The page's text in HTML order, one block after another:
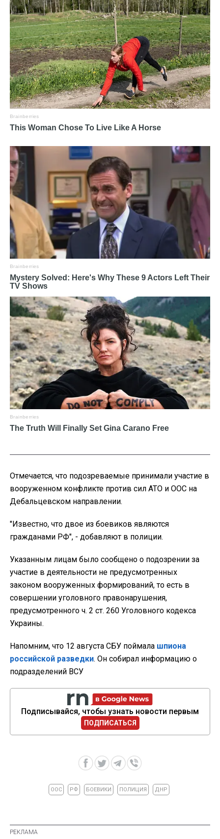
Отмечается, что подозреваемые принимали участие в
вооруженном конфликте против сил АТО и ООС на
Дебальцевском направлении.
"Известно, что двое из боевиков являются
гражданами РФ", - добавляют в полиции.
Указанным лицам было сообщено о подозрении за
участие в деятельности не предусмотренных
законом вооруженных формирований, то есть в
совершении уголовного правонарушения,
предусмотренного ч. 2 ст. 260 Уголовного кодекса
Украины.
Напомним, что 12 августа СБУ поймала шпиона
российской разведки. Он собирал информацию о
подразделений ВСУ
Подписывайся, чтобы узнать новости первым
ПОДПИСАТЬСЯ
ООС РФ БОЕВИКИ ПОЛИЦИЯ ДНР